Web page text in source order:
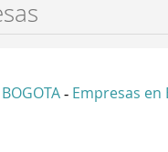
- Empresas en